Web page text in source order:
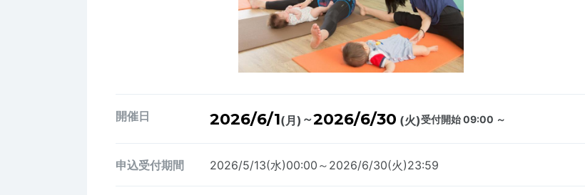
開催日 2026/6/1(月) ～2026/6/30 (火)受付開始 09:00 ～
申込受付期間 2026/5/13(水)00:00～2026/6/30(火)23:59